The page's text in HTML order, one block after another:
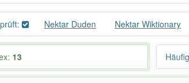
Nektar Duden Nektar Wiktionary
13